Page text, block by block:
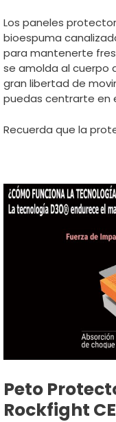
Los paneles
bioespuma
para mantenerte
se amolda al cuerpo
gran libertad de
puedas centrarte en
Recuerda que la
Peto
Rockfight